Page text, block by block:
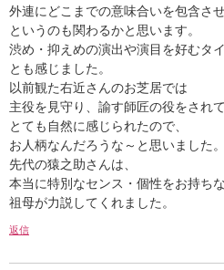
外連にどこまでの意味合いを包含させ
というのも関わるかと思います。
渋め・抑えめの演出や演目を好むタ
とも感じました。
以前観た右近さんのお芝居では
主役を見守り、諭す師匠の役をされて
とても自然に感じられたので、
お人柄なんだろうな～と思いました。
先代の猿之助さんは、
本当に特別なセンス・個性をお持ち
祖母が力説してくれました。
返信